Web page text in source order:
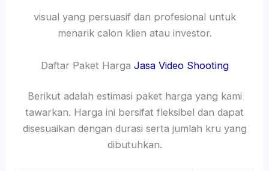
visual yang persuasif dan profesional untuk
menarik calon klien atau investor.
Daftar Paket Harga Jasa Video Shooting
Berikut adalah estimasi paket harga yang kami
tawarkan. Harga ini bersifat fleksibel dan dapat
disesuaikan dengan durasi serta jumlah kru yang
dibutuhkan.